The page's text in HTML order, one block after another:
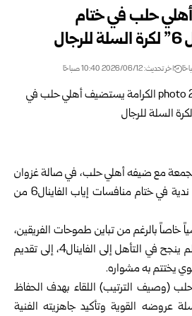
حلب في ختام
اخر تحديث: 2026/06/12 10:40 صباحًا
الجمعة مع ضيفه أهلي حلب، في صالة غزوان
في ختام منافسات إياب الفاينال6 من
خاصاً بالرغم من تباين طموحات الفريقين،
حيث يسعى الكرامة، الذي لم ينجح في التأهل إلى الفاينال4، إلى تقديم
يختتم به مشواره.
(وصيف الترتيب) اللقاء بهدف الحفاظ
عروضه القوية وتأكيد جاهزيته الفنية